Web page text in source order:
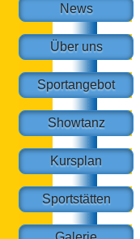
News
Über uns
Sportangebot
Showtanz
Kursplan
Sportstätten